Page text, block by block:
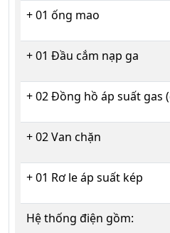
+ 01 ống mao
+ 01 Đầu cắm nạp ga
+ 02 Đồng hồ áp suất gas
+ 02 Van chặn
+ 01 Rơ le áp suất kép
Hệ thống điện gồm: